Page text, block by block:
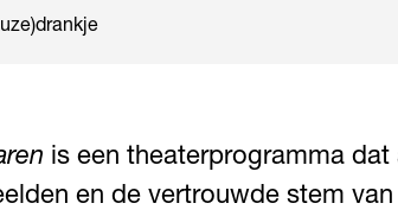
is een theaterprogramma
en de vertrouwde stem